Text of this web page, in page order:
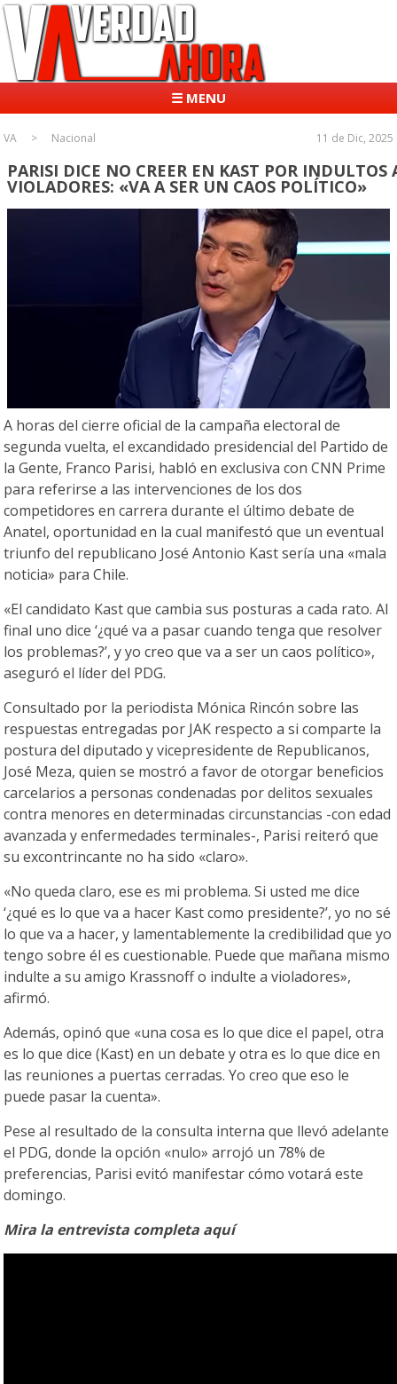
☰ MENU
VA Nacional 11 de Dic, 2025
PARISI DICE NO CREER EN KAST POR INDULTOS
VIOLADORES: «VA A SER UN CAOS POLÍTICO»
A horas del cierre oficial de la campaña electoral de
segunda vuelta, el excandidado presidencial del Partido de
la Gente, Franco Parisi, habló en exclusiva con CNN Prime
para referirse a las intervenciones de los dos
competidores en carrera durante el último debate de
Anatel, oportunidad en la cual manifestó que un eventual
triunfo del republicano José Antonio Kast sería una «mala
noticia» para Chile.
«El candidato Kast que cambia sus posturas a cada rato. Al
final uno dice ‘¿qué va a pasar cuando tenga que resolver
los problemas?’, y yo creo que va a ser un caos político»,
aseguró el líder del PDG.
Consultado por la periodista Mónica Rincón sobre las
respuestas entregadas por JAK respecto a si comparte la
postura del diputado y vicepresidente de Republicanos,
José Meza, quien se mostró a favor de otorgar beneficios
carcelarios a personas condenadas por delitos sexuales
contra menores en determinadas circunstancias -con edad
avanzada y enfermedades terminales-, Parisi reiteró que
su excontrincante no ha sido «claro».
«No queda claro, ese es mi problema. Si usted me dice
‘¿qué es lo que va a hacer Kast como presidente?’, yo no sé
lo que va a hacer, y lamentablemente la credibilidad que yo
tengo sobre él es cuestionable. Puede que mañana mismo
indulte a su amigo Krassnoff o indulte a violadores»,
afirmó.
Además, opinó que «una cosa es lo que dice el papel, otra
es lo que dice (Kast) en un debate y otra es lo que dice en
las reuniones a puertas cerradas. Yo creo que eso le
puede pasar la cuenta».
Pese al resultado de la consulta interna que llevó adelante
el PDG, donde la opción «nulo» arrojó un 78% de
preferencias, Parisi evitó manifestar cómo votará este
domingo.
Mira la entrevista completa aquí